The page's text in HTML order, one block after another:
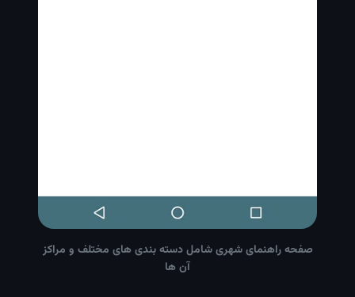
صفحه راهنمای شهری شامل دسته بندی های مختلف و مراکز
آن ها